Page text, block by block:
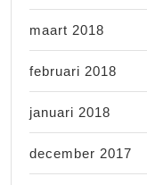
maart 2018
februari 2018
januari 2018
december 2017